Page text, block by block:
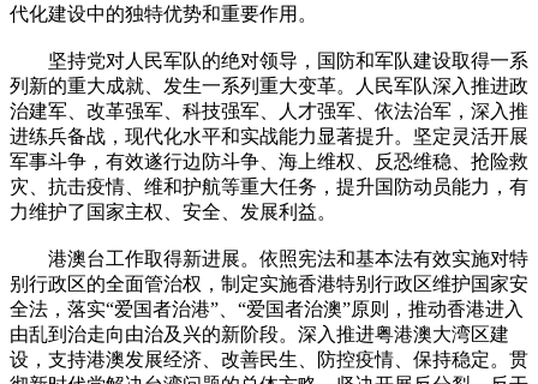
代化建设中的独特优势和重要作用。
坚持党对人民军队的绝对领导，国防和军队建设取得一系
列新的重大成就、发生一系列重大变革。人民军队深入推进政
治建军、改革强军、科技强军、人才强军、依法治军，深入推
进练兵备战，现代化水平和实战能力显著提升。坚定灵活开展
军事斗争，有效遂行边防斗争、海上维权、反恐维稳、抢险救
灾、抗击疫情、维和护航等重大任务，提升国防动员能力，有
力维护了国家主权、安全、发展利益。
港澳台工作取得新进展。依照宪法和基本法有效实施对特
别行政区的全面管治权，制定实施香港特别行政区维护国家安
全法，落实“爱国者治港”、“爱国者治澳”原则，推动香港进入
由乱到治走向由治及兴的新阶段。深入推进粤港澳大湾区建
设，支持港澳发展经济、改善民生、防控疫情、保持稳定。贯